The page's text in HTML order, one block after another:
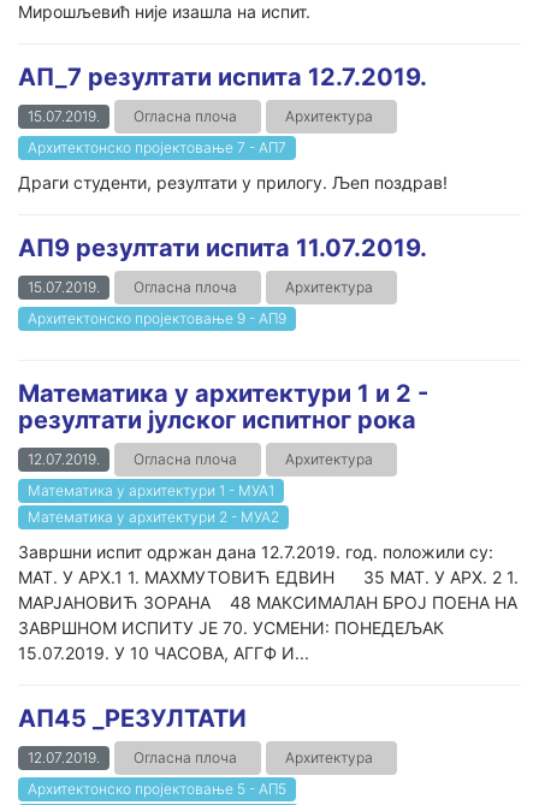
Мирошљевић није изашла на испит.
АП_7 резултати испита 12.7.2019.
15.07.2019. Огласна плоча
Архитектура
Архитектонско пројектовање 7 - АП7
Драги студенти, резултати у прилогу. Љеп поздрав!
АП9 резултати испита 11.07.2019.
15.07.2019. Огласна плоча
Архитектура
Архитектонско пројектовање 9 - АП9
Математика у архитектури 1 и 2 -
резултати јулског испитног рока
12.07.2019. Огласна плоча
Архитектура
Математика у архитектури 1 - МУА1
Математика у архитектури 2 - МУА2
Завршни испит одржан дана 12.7.2019. год. положили су:
МАТ. У АРХ.1 1. МАХМУТОВИЋ ЕДВИН 35 МАТ. У АРХ. 2 1.
МАРЈАНОВИЋ ЗОРАНА 48 МАКСИМАЛАН БРОЈ ПОЕНА НА
ЗАВРШНОМ ИСПИТУ ЈЕ 70. УСМЕНИ: ПОНЕДЕЉАК
15.07.2019. У 10 ЧАСОВА, АГГФ И...
АП45 _РЕЗУЛТАТИ
12.07.2019. Огласна плоча
Архитектура
Архитектонско пројектовање 5 - АП5